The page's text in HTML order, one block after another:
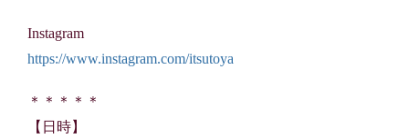
Instagram
https://www.instagram.com/itsutoya
＊＊＊＊＊
【日時】